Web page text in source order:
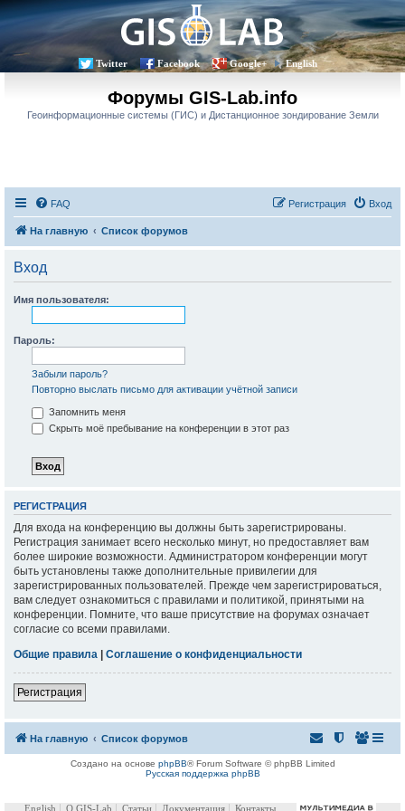
Twitter Facebook Google+ English
Форумы GIS-Lab.info
Геоинформационные системы (ГИС) и Дистанционное зондирование Земли
FAQ Вход
Регистрация
На главную Список форумов
Вход
Имя пользователя:
Пароль:
Забыли пароль?
Повторно выслать письмо для активации учётной записи
Запомнить меня
Скрыть моё пребывание на конференции в этот раз
РЕГИСТРАЦИЯ
Для входа на конференцию вы должны быть зарегистрированы.
Регистрация занимает всего несколько минут, но предоставляет вам
более широкие возможности. Администратором конференции могут
быть установлены также дополнительные привилегии для
зарегистрированных пользователей. Прежде чем зарегистрироваться,
вам следует ознакомиться с правилами и политикой, принятыми на
конференции. Помните, что ваше присутствие на форумах означает
согласие со всеми правилами.
Общие правила | Соглашение о конфиденциальности
Регистрация
На главную Список форумов
Создано на основе phpBB® Forum Software © phpBB Limited
Русская поддержка phpBB
English О GIS-Lab Статьи Документация Контакты